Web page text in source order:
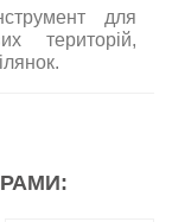
для
територій,